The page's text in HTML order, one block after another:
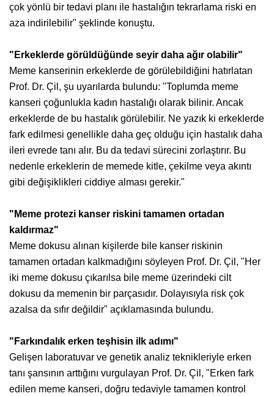
çok yönlü bir tedavi planı ile hastalığın tekrarlama riski en
aza indirilebilir" şeklinde konuştu.
"Erkeklerde görüldüğünde seyir daha ağır olabilir"
Meme kanserinin erkeklerde de görülebildiğini hatırlatan
Prof. Dr. Çil, şu uyarılarda bulundu: "Toplumda meme
kanseri çoğunlukla kadın hastalığı olarak bilinir. Ancak
erkeklerde de bu hastalık görülebilir. Ne yazık ki erkeklerde
fark edilmesi genellikle daha geç olduğu için hastalık daha
ileri evrede tanı alır. Bu da tedavi sürecini zorlaştırır. Bu
nedenle erkeklerin de memede kitle, çekilme veya akıntı
gibi değişiklikleri ciddiye alması gerekir."
"Meme protezi kanser riskini tamamen ortadan
kaldırmaz"
Meme dokusu alınan kişilerde bile kanser riskinin
tamamen ortadan kalkmadığını söyleyen Prof. Dr. Çil, "Her
iki meme dokusu çıkarılsa bile meme üzerindeki cilt
dokusu da memenin bir parçasıdır. Dolayısıyla risk çok
azalsa da sıfır değildir" açıklamasında bulundu.
"Farkındalık erken teşhisin ilk adımı"
Gelişen laboratuvar ve genetik analiz teknikleriyle erken
tanı şansının arttığını vurgulayan Prof. Dr. Çil, "Erken fark
edilen meme kanseri, doğru tedaviyle tamamen kontrol